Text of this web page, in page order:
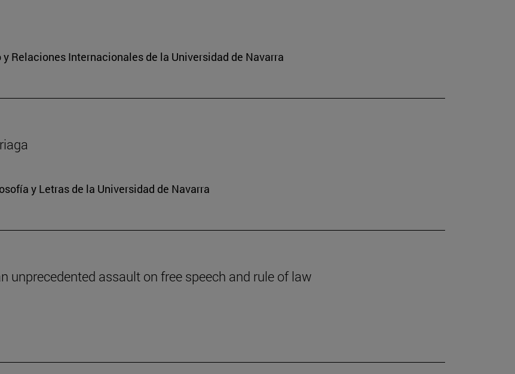
Relaciones Internacionales de la Universidad de Navarra
y Letras de la Universidad de Navarra
unprecedented assault on free speech and rule of law